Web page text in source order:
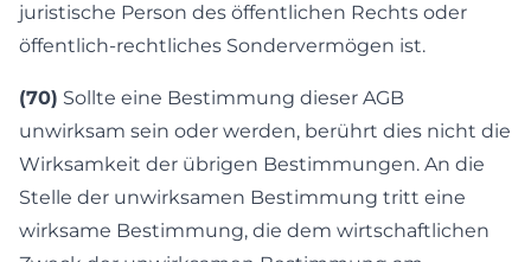
juristische Person des öffentlichen Rechts oder
öffentlich-rechtliches Sondervermögen ist.
(70) Sollte eine Bestimmung dieser AGB
unwirksam sein oder werden, berührt dies nicht die
Wirksamkeit der übrigen Bestimmungen. An die
Stelle der unwirksamen Bestimmung tritt eine
wirksame Bestimmung, die dem wirtschaftlichen